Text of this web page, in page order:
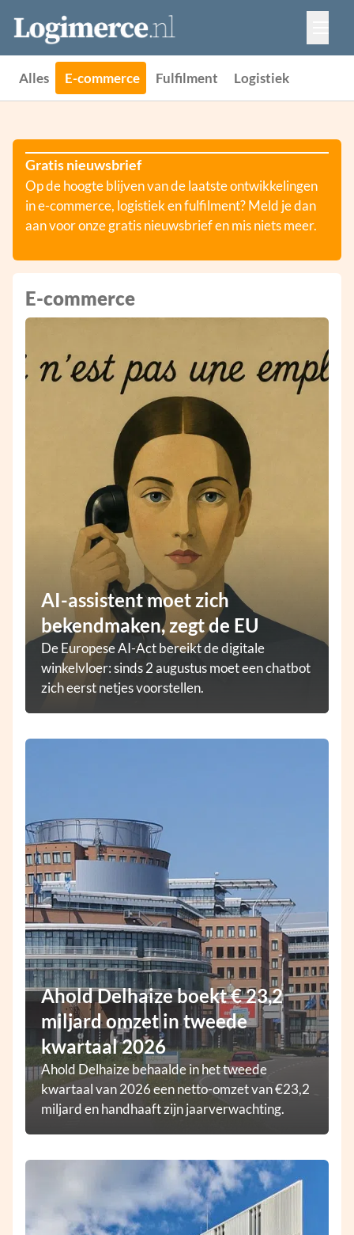
Vacatures
Events
Adverteren
Partners
Alles E-commerce Fulfilment Logistiek
Gratis nieuwsbrief
Op de hoogte blijven van de laatste ontwikkelingen
in e-commerce, logistiek en fulfilment? Meld je dan
aan voor onze gratis nieuwsbrief en mis niets meer.
E-commerce
AI-assistent moet zich
bekendmaken, zegt de EU
De Europese AI-Act bereikt de digitale
winkelvloer: sinds 2 augustus moet een chatbot
zich eerst netjes voorstellen.
Ahold Delhaize boekt € 23,2
miljard omzet in tweede
kwartaal 2026
Ahold Delhaize behaalde in het tweede
kwartaal van 2026 een netto-omzet van €23,2
miljard en handhaaft zijn jaarverwachting.